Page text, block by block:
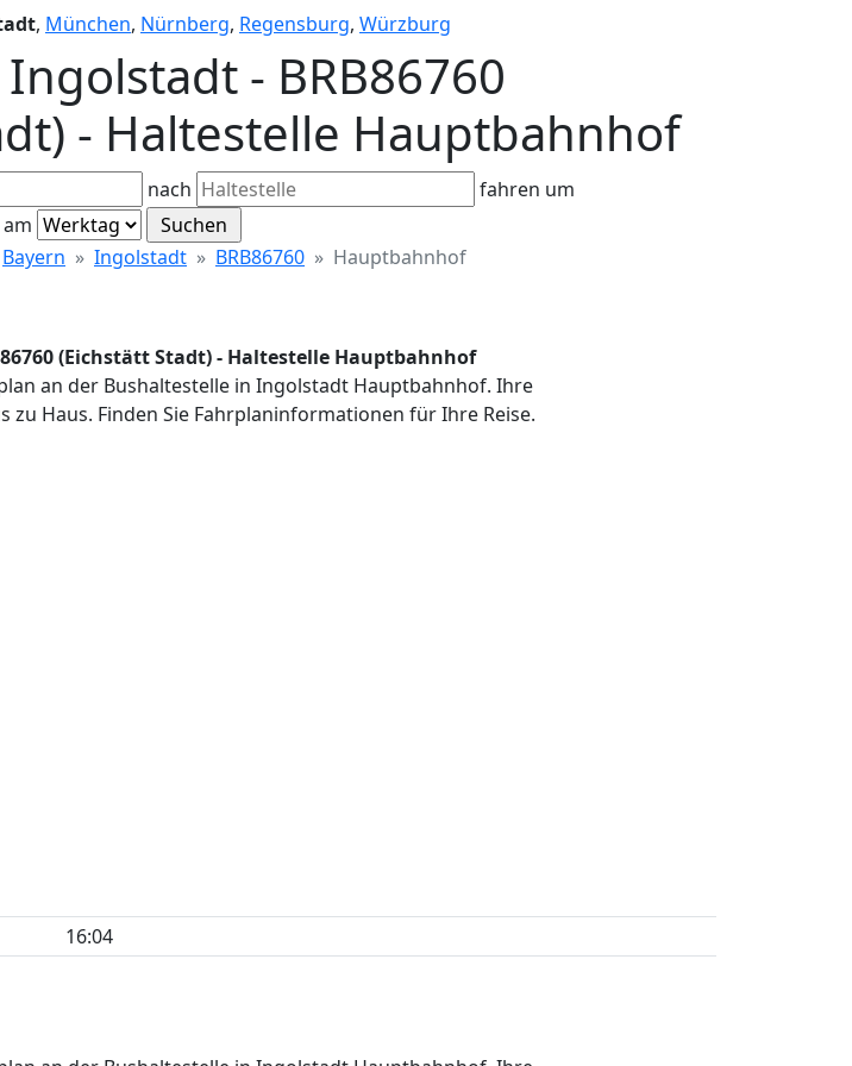
, München, Nürnberg, Regensburg, Würzburg
- BRB86760
- Haltestelle Hauptbahnhof
nach
fahren um
am
Bayern Ingolstadt BRB86760 Hauptbahnhof
(Eichstätt Stadt) - Haltestelle Hauptbahnhof
an der Bushaltestelle in Ingolstadt Hauptbahnhof. Ihre
zu Haus. Finden Sie Fahrplaninformationen für Ihre Reise.
16:04